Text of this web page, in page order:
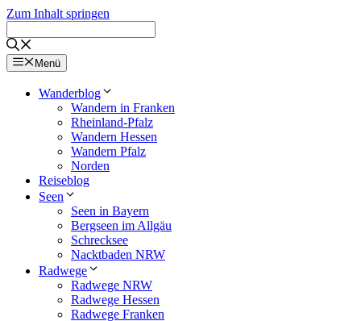
Zum Inhalt springen
Menü
Wanderblog
Wandern in Franken
Rheinland-Pfalz
Wandern Hessen
Wandern Pfalz
Norden
Reiseblog
Seen
Seen in Bayern
Bergseen im Allgäu
Schrecksee
Nacktbaden NRW
Radwege
Radwege NRW
Radwege Hessen
Radwege Franken